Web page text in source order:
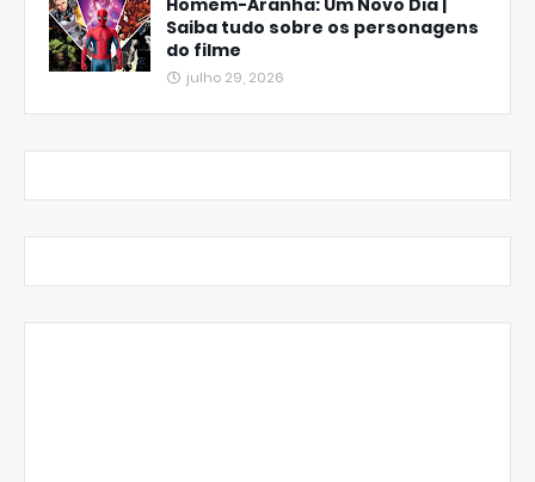
Homem-Aranha: Um Novo Dia |
Saiba tudo sobre os personagens
do filme
julho 29, 2026